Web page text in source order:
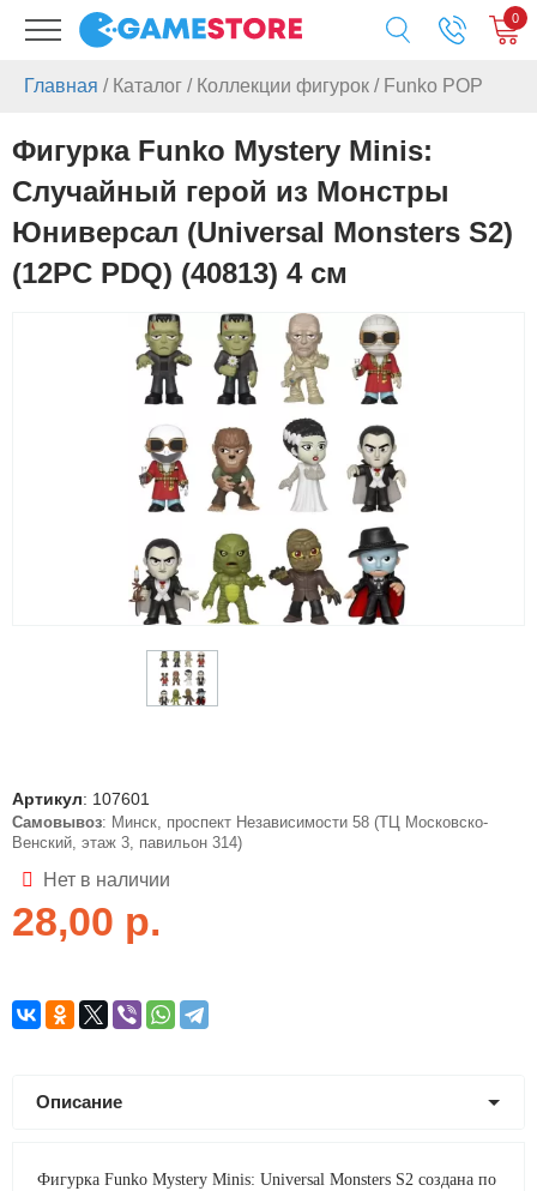
0
Главная / Каталог / Коллекции фигурок / Funko POP
Фигурка Funko Mystery Minis:
Случайный герой из Монстры
Юниверсал (Universal Monsters S2)
(12PC PDQ) (40813) 4 см
Артикул: 107601
Самовывоз: Минск, проспект Независимости 58 (ТЦ Московско-
Венский, этаж 3, павильон 314)
Нет в наличии
28,00 р.
Описание
Фигурка Funko Mystery Minis: Universal Monsters S2 создана по